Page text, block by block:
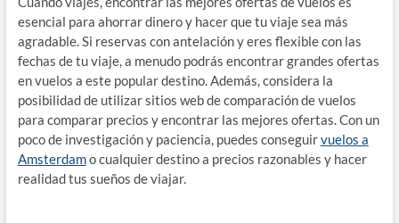
esencial para ahorrar dinero y hacer que tu viaje sea más
agradable. Si reservas con antelación y eres flexible con las
fechas de tu viaje, a menudo podrás encontrar grandes ofertas
en vuelos a este popular destino. Además, considera la
posibilidad de utilizar sitios web de comparación de vuelos
para comparar precios y encontrar las mejores ofertas. Con un
poco de investigación y paciencia, puedes conseguirvuelos a
Amsterdamo cualquier destino a precios razonables y hacer
realidad tus sueños de viajar.